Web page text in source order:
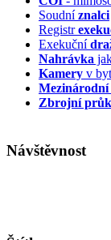
Soudníznalci
Registr
Exekuční
Nahrávka
Kamery v
Mezinárodní
Zbrojní
Návštěvnost